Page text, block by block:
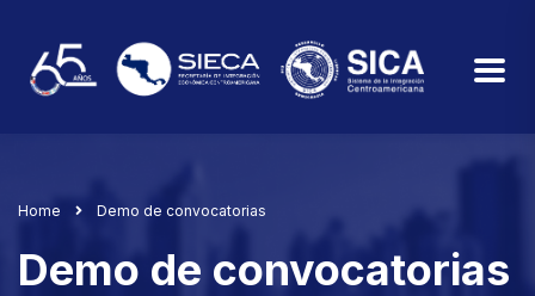
Home Demo de convocatorias
Demo de convocatorias